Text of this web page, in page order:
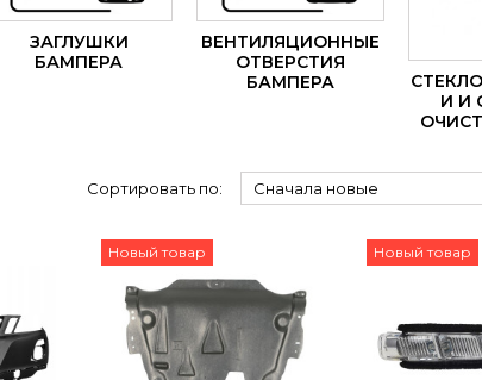
ЗАГЛУШКИ
БАМПЕРА
ВЕНТИЛЯЦИОННЫЕ
ОТВЕРСТИЯ
БАМПЕРА
И И
Сортировать по: Сначала новые
Новый товар Новый товар